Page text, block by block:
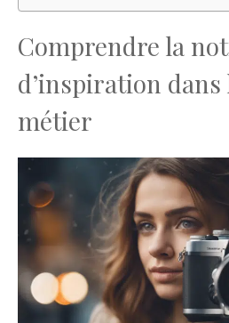
Comprendre la
d’inspiration dans
métier